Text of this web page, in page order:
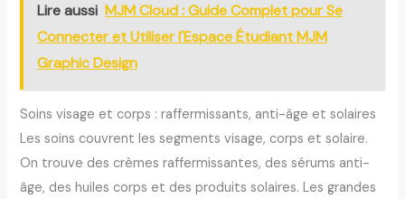
Lire aussi MJM Cloud : Guide Complet pour Se
Connecter et Utiliser l'Espace Étudiant MJM
Graphic Design
Soins visage et corps : raffermissants, anti-âge et solaires
Les soins couvrent les segments visage, corps et solaire.
On trouve des crèmes raffermissantes, des sérums anti-
âge, des huiles corps et des produits solaires. Les grandes